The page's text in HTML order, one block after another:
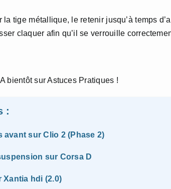
la tige métallique, le retenir jusqu’à temps
claquer afin qu’il se verrouille
bientôt sur Astuces Pratiques !
:
sur Clio 2 (Phase 2)
sur Corsa D
Xantia hdi (2.0)